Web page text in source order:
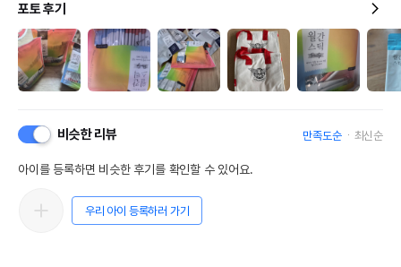
포토 후기
비슷한 리뷰 만족도순 최신순
아이를 등록하면 비슷한 후기를 확인할 수 있어요.
우리 아이 등록하러 가기